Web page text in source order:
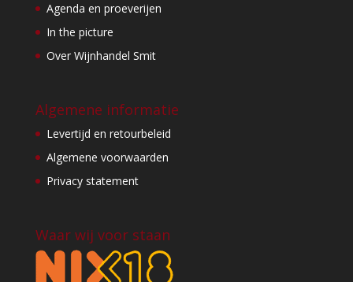
Agenda en proeverijen
In the picture
Over Wijnhandel Smit
Algemene informatie
Levertijd en retourbeleid
Algemene voorwaarden
Privacy statement
Waar wij voor staan